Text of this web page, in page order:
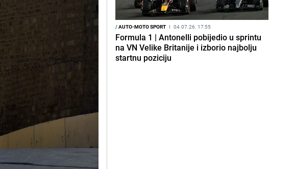
/AUTO-MOTO SPORT I 04.07.26. 17:55
Formula 1 | Antonelli pobijedio u sprintu
na VN Velike Britanije i izborio najbolju
startnu poziciju